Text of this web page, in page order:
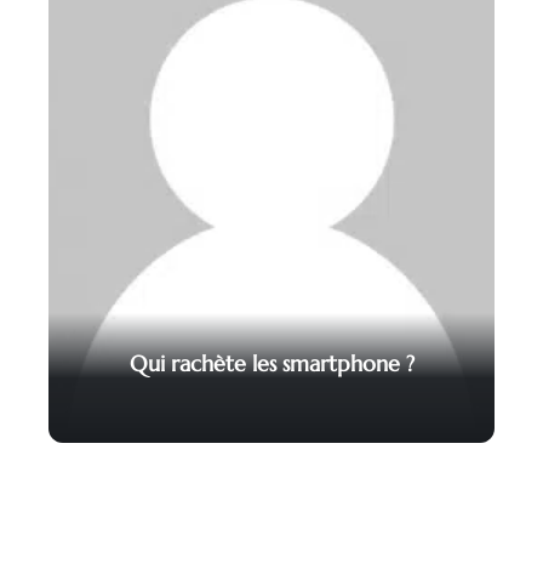
Qui rachète les smartphone ?